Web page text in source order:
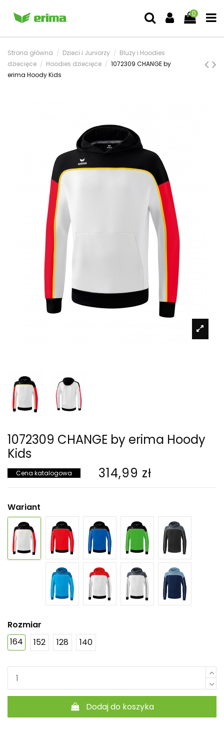
0
Strona główna Dzieci i Juniorzy
Bluzy i Hoodies
dziecięce
Hoodies dziecięce
1072309 CHANGE by
erima Hoody Kids
1072309 CHANGE by erima Hoody
Kids
Cena katalogowa 314,99 zł
Wariant
Rozmiar
164
152 128 140
Dodaj do koszyka